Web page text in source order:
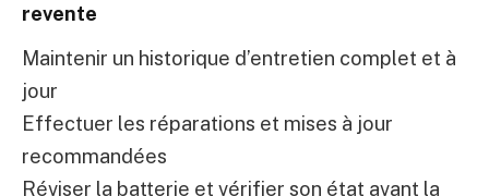
revente
Maintenir un historique d’entretien complet et à
jour
Effectuer les réparations et mises à jour
recommandées
Réviser la batterie et vérifier son état avant la